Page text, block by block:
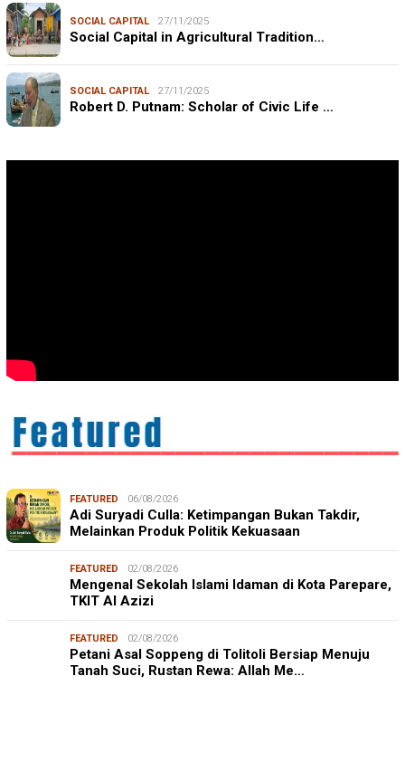
SOCIAL CAPITAL 27/11/2025
Social Capital in Agricultural Tradition…
SOCIAL CAPITAL 27/11/2025
Robert D. Putnam: Scholar of Civic Life …
FEATURED 06/08/2026
Adi Suryadi Culla: Ketimpangan Bukan Takdir,
Melainkan Produk Politik Kekuasaan
FEATURED 02/08/2026
Mengenal Sekolah Islami Idaman di Kota Parepare,
TKIT Al Azizi
FEATURED 02/08/2026
Petani Asal Soppeng di Tolitoli Bersiap Menuju
Tanah Suci, Rustan Rewa: Allah Me…